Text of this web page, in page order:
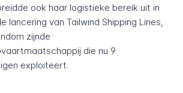
ook haar logistieke bereik uit in
lancering van Tailwind Shipping Lines,
zijnde
die nu 9
exploiteert.